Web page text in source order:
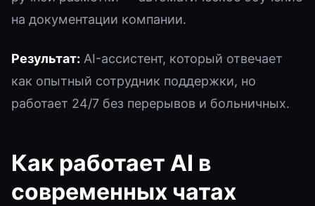
на документации компании.
Результат: AI-ассистент, который отвечает
как опытный сотрудник поддержки, но
работает 24/7 без перерывов и больничных.
Как работает AI в
современных чатах